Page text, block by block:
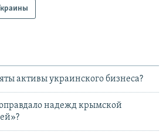
активы украинского бизнеса?
надежд крымской